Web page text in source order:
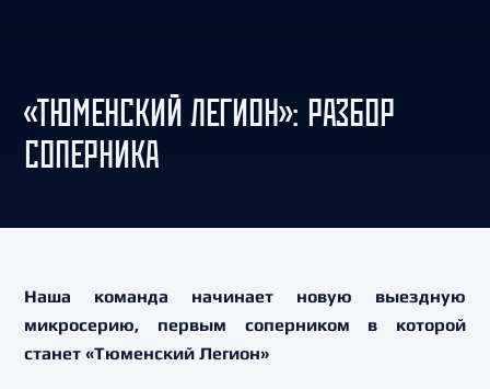
«ТЮМЕНСКИЙ ЛЕГИОН»: РАЗБОР
СОПЕРНИКА
Наша команда начинает новую выездную
микросерию, первым соперником в которой
станет «Тюменский Легион»